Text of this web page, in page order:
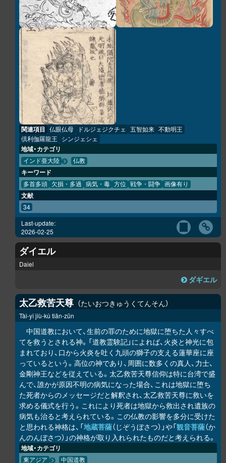
関連項目 仏眼仏母 ドルジェジクチェ 五智如来 不動明王
倶利伽羅龍王 シンジェシェ
地域・カテゴリ
インド亜大陸 仏教
キーワード
多首多頭 欠損・多過 病気・毒 方位 戦争・闘争 画像有り
文献
34
Last-update:
2026-02-25
ダイエル
Daiel
ダギエル
太乙救苦天尊 たいおつきゅうくてんそん
Tài-yǐ jiù-kǔ tiān-zūn
中国道教において、生前の罪のために地獄に堕ちた人々すべ
てを救うとされる神。「道教霊験記」によれば、火炎と神光に包
まれており、口から火炎を吐く九頭の獅子の支える蓮華座に座
っているという。高位の神であり、周囲に数多くの真人、力士、
金剛神王などを従えている。太乙救苦天尊信仰は特に台湾で盛
んで、誰かが原因不明の病気になった場合、これは地獄に堕ち
た死者からのメッセージだと解釈され、太乙救苦天尊に救いを
求める儀式を行う。これにより死者は地獄から救出され遺族の
病気も治ると考えられている。この仏教の影響を多分に受けた
と思われる神格は、「地蔵菩薩（じぞうぼさつ）」や「観音菩薩（か
んのんぼさつ）」の神格が取り入れられたものだと考えられる。
地域・カテゴリ
東アジア 中国道教